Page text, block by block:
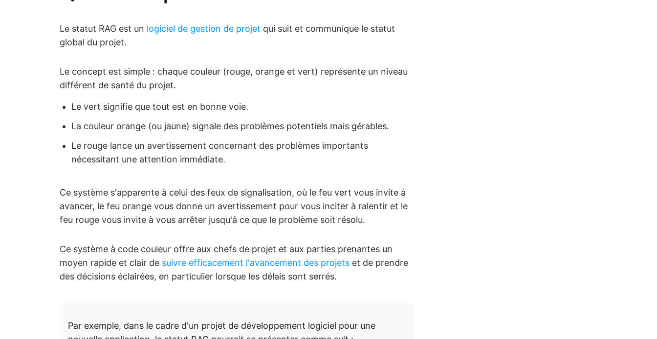
Le statut RAG est un logiciel de gestion de projet qui suit et communique le statut
global du projet.
Le concept est simple : chaque couleur (rouge, orange et vert) représente un niveau
différent de santé du projet.
Le vert signifie que tout est en bonne voie.
La couleur orange (ou jaune) signale des problèmes potentiels mais gérables.
Le rouge lance un avertissement concernant des problèmes importants
nécessitant une attention immédiate.
Ce système s'apparente à celui des feux de signalisation, où le feu vert vous invite à
avancer, le feu orange vous donne un avertissement pour vous inciter à ralentir et le
feu rouge vous invite à vous arrêter jusqu'à ce que le problème soit résolu.
Ce système à code couleur offre aux chefs de projet et aux parties prenantes un
moyen rapide et clair de suivre efficacement l'avancement des projets et de prendre
des décisions éclairées, en particulier lorsque les délais sont serrés.
Par exemple, dans le cadre d'un projet de développement logiciel pour une